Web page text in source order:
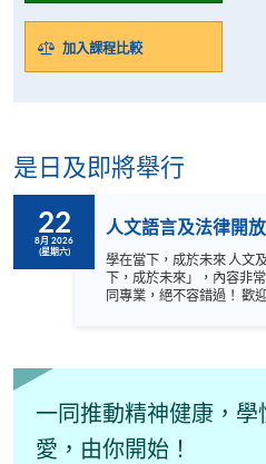
加入課程比較
是日及即將舉行
22
8月 2026
(星期六)
人文語言及法律開
學在當下，成於未來 人文及法律學院開放日主題為「學在當
下，成於未來」，內容非
同專業，絕不容錯過！ 歡迎閣下到來體驗學習不同語言（包
的你，絕對是機會難逢。
坊、體驗課堂和豐富資訊
握機會，立刻報名參加，
圖！
一同推動精神健康，
愛，由你開始！